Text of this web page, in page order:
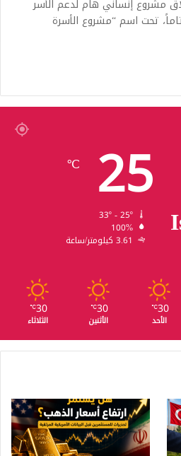
مشروع إنساني هام لدعم الأسر
تحت اسم “مشروع الأسرة
25
℃
100%
3.61 كيلومتر/ساعة
30
℃
الأحد
30
℃
الأثنين
30
℃
الثلاثاء